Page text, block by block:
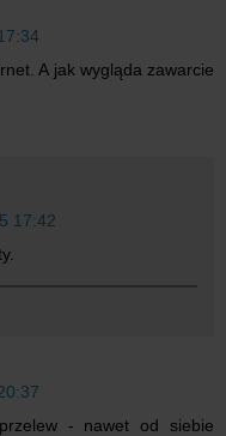
A jak wygląda zawarcie
17:42
- nawet od siebie